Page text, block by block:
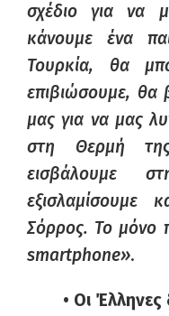
σχέδιο για να
κάνουμε ένα
Τουρκία, θα
επιβιώσουμε, θα
μας για να μας
στη Θερμή
εισβάλουμε
Σόρρος. Το μόνο
smartphone».
• Οι